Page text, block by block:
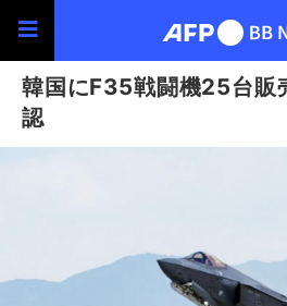
韓国にF35戦闘機25台販
認